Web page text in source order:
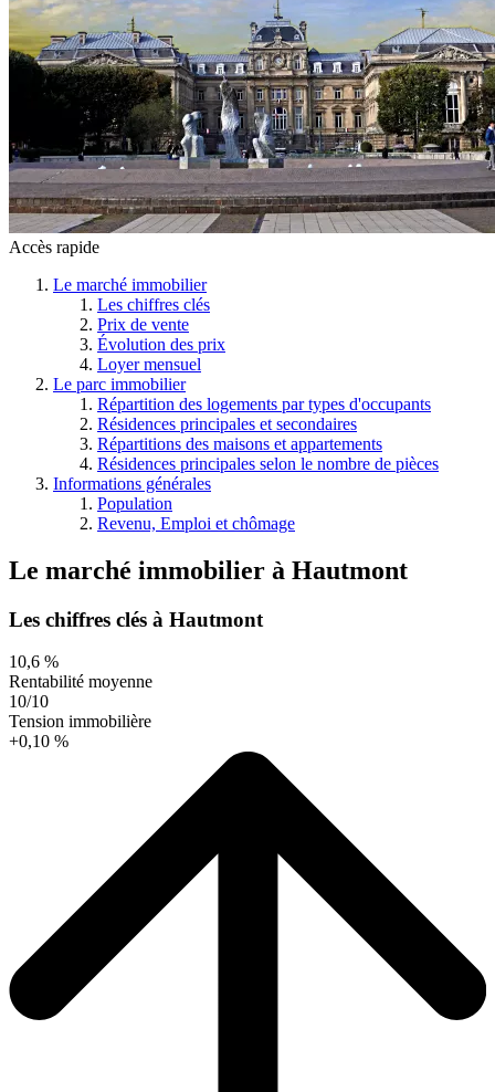
Accès rapide
Le marché immobilier
Les chiffres clés
Prix de vente
Évolution des prix
Loyer mensuel
Le parc immobilier
Répartition des logements par types d'occupants
Résidences principales et secondaires
Répartitions des maisons et appartements
Résidences principales selon le nombre de pièces
Informations générales
Population
Revenu, Emploi et chômage
Le marché immobilier à Hautmont
Les chiffres clés à Hautmont
10,6 %
Rentabilité moyenne
10/10
Tension immobilière
+0,10 %